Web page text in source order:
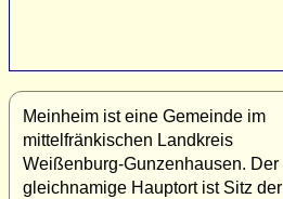
Meinheim ist eine Gemeinde im
mittelfränkischen Landkreis
Weißenburg-Gunzenhausen. Der
gleichnamige Hauptort ist Sitz der